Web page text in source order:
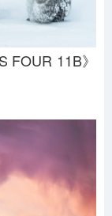
FOUR 11B》